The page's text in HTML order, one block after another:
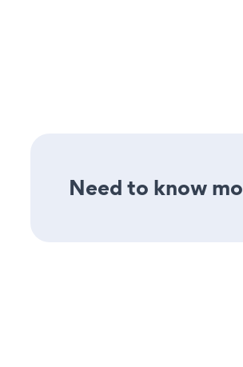
Need to know